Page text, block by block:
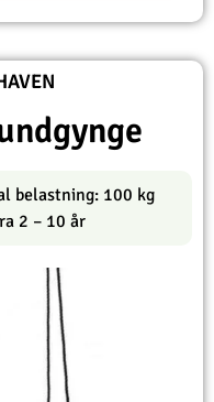
belastning: 100 kg
2 – 10 år